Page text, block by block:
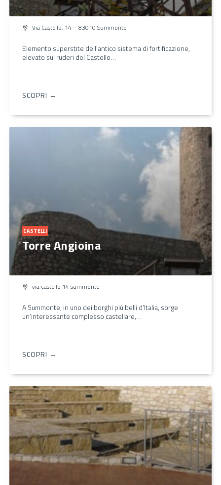
Via Castello, 14 – 83010 Summonte
Elemento superstite dell'antico sistema di fortificazione,
elevato sui ruderi del Castello…
SCOPRI →
CASTELLI
Torre Angioina
via castello 14 summonte
A Summonte, in uno dei borghi più belli d’Italia, sorge
un’interessante complesso castellare,…
SCOPRI →